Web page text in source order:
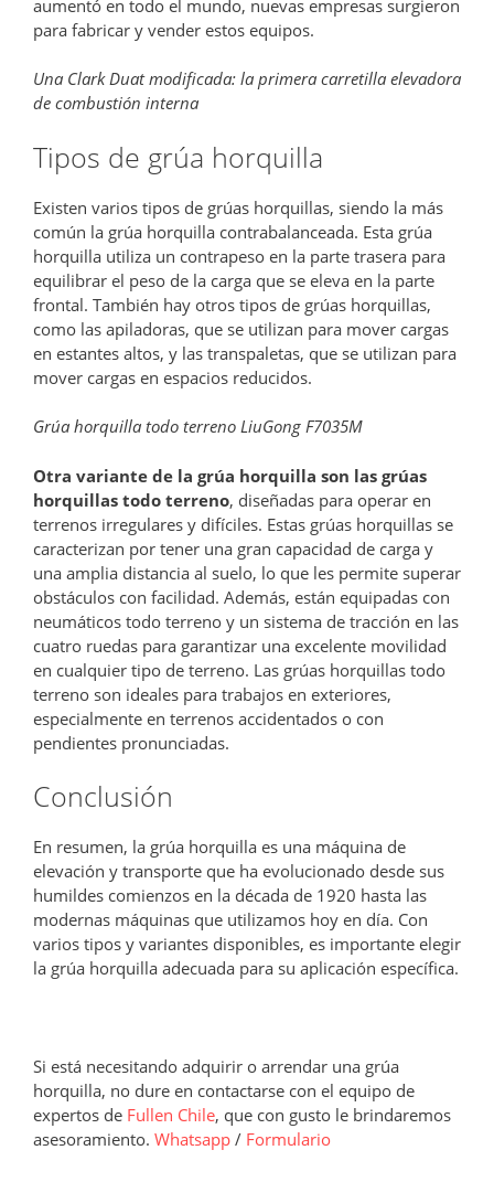
aumentó en todo el mundo, nuevas empresas surgieron
para fabricar y vender estos equipos.
Una Clark Duat modificada: la primera carretilla elevadora
de combustión interna
Tipos de grúa horquilla
Existen varios tipos de grúas horquillas, siendo la más
común la grúa horquilla contrabalanceada. Esta grúa
horquilla utiliza un contrapeso en la parte trasera para
equilibrar el peso de la carga que se eleva en la parte
frontal. También hay otros tipos de grúas horquillas,
como las apiladoras, que se utilizan para mover cargas
en estantes altos, y las transpaletas, que se utilizan para
mover cargas en espacios reducidos.
Grúa horquilla todo terreno LiuGong F7035M
Otra variante de la grúa horquilla son las grúas
horquillas todo terreno, diseñadas para operar en
terrenos irregulares y difíciles. Estas grúas horquillas se
caracterizan por tener una gran capacidad de carga y
una amplia distancia al suelo, lo que les permite superar
obstáculos con facilidad. Además, están equipadas con
neumáticos todo terreno y un sistema de tracción en las
cuatro ruedas para garantizar una excelente movilidad
en cualquier tipo de terreno. Las grúas horquillas todo
terreno son ideales para trabajos en exteriores,
especialmente en terrenos accidentados o con
pendientes pronunciadas.
Conclusión
En resumen, la grúa horquilla es una máquina de
elevación y transporte que ha evolucionado desde sus
humildes comienzos en la década de 1920 hasta las
modernas máquinas que utilizamos hoy en día. Con
varios tipos y variantes disponibles, es importante elegir
la grúa horquilla adecuada para su aplicación específica.
Si está necesitando adquirir o arrendar una grúa
horquilla, no dure en contactarse con el equipo de
expertos de Fullen Chile, que con gusto le brindaremos
asesoramiento. Whatsapp / Formulario